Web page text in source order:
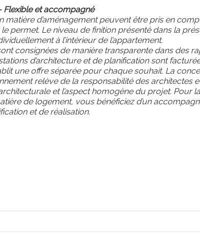
Flexible et accompagné
matière d’aménagement peuvent être pris en
le permet. Le niveau de finition présenté dans la
à l’intérieur de l’appartement.
consignées de manière transparente dans des
d’architecture et de planification sont
une offre séparée pour chaque souhait. La
relève de la responsabilité des architectes
et l’aspect homogène du projet. Pour
de logement, vous bénéficiez d’un
et de réalisation.